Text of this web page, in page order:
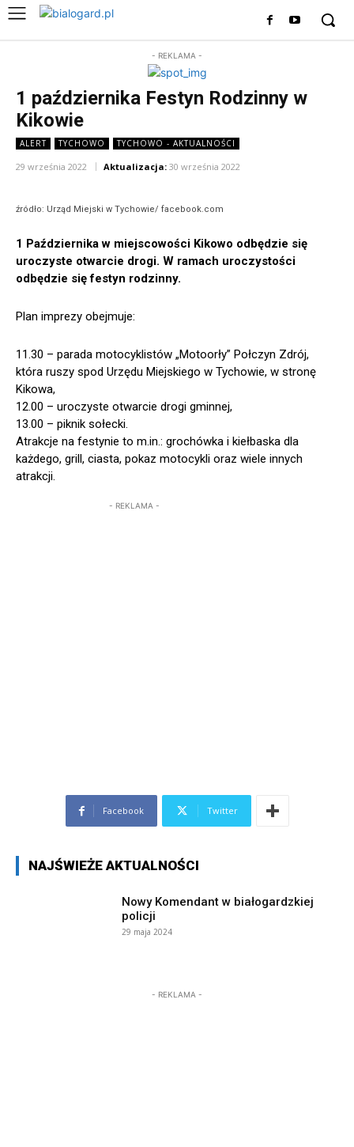
- REKLAMA -
1 października Festyn Rodzinny w
Kikowie
ALERT TYCHOWO TYCHOWO - AKTUALNOŚCI
29 września 2022 Aktualizacja: 30 września 2022
źródło: Urząd Miejski w Tychowie/ facebook.com
1 Października w miejscowości Kikowo odbędzie się
uroczyste otwarcie drogi. W ramach uroczystości
odbędzie się festyn rodzinny.
Plan imprezy obejmuje:
11.30 – parada motocyklistów „Motoorły” Połczyn Zdrój,
która ruszy spod Urzędu Miejskiego w Tychowie, w stronę
Kikowa,
12.00 – uroczyste otwarcie drogi gminnej,
13.00 – piknik sołecki.
Atrakcje na festynie to m.in.: grochówka i kiełbaska dla
każdego, grill, ciasta, pokaz motocykli oraz wiele innych
atrakcji.
- REKLAMA -
Facebook Twitter
NAJŚWIEŻE AKTUALNOŚCI
Nowy Komendant w białogardzkiej
policji
29 maja 2024
- REKLAMA -